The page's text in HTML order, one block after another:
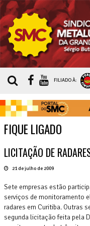
FILIADO À:
FIQUE LIGADO
LICITAÇÃO DE
21 de julho de 2009
Sete empresas estão
serviços de monitoramento
radares em Curitiba. Outras
segunda licitação feita pela